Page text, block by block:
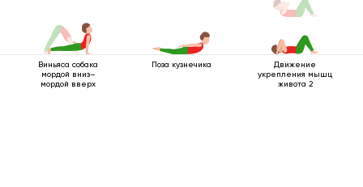
Виньяса собака
мордой вниз–
мордой вверх
Поза кузнечика
Движение
укрепления мышц
живота 2